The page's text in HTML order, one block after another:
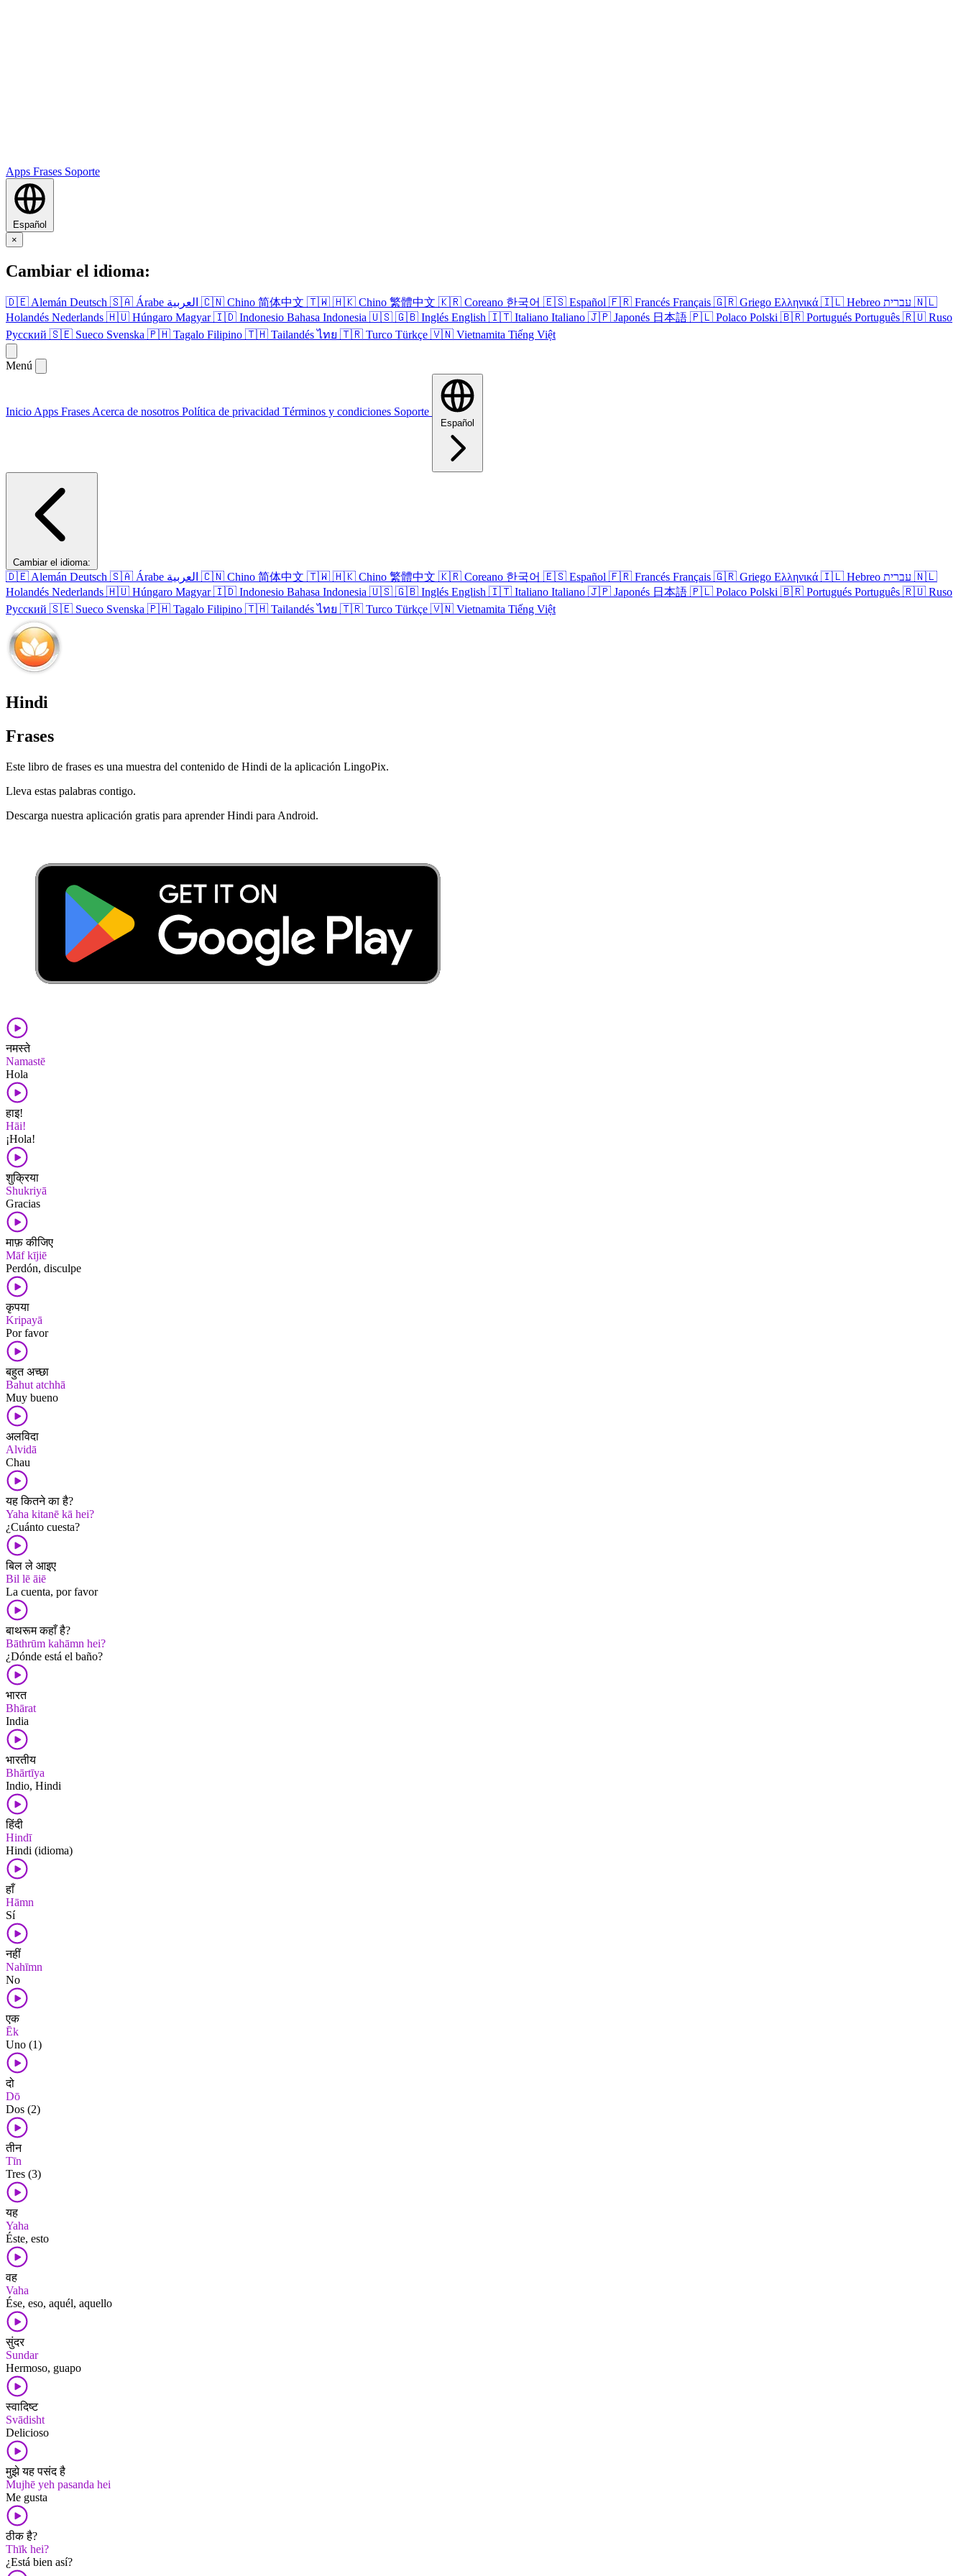
Apps Frases Soporte
Español
×
Cambiar el idioma:
🇩🇪 Alemán Deutsch 🇸🇦 Árabe العربية 🇨🇳 Chino 简体中文 🇹🇼 🇭🇰 Chino 繁體中文 🇰🇷 Coreano 한국어 🇪🇸 Español 🇫🇷 Francés Français 🇬🇷 Griego Ελληνικά 🇮🇱 Hebreo עברית 🇳🇱
Holandés Nederlands 🇭🇺 Húngaro Magyar 🇮🇩 Indonesio Bahasa Indonesia 🇺🇸 🇬🇧 Inglés English 🇮🇹 Italiano Italiano 🇯🇵 Japonés 日本語 🇵🇱 Polaco Polski 🇧🇷 Portugués Português 🇷🇺 Ruso
Русский 🇸🇪 Sueco Svenska 🇵🇭 Tagalo Filipino 🇹🇭 Tailandés ไทย 🇹🇷 Turco Türkçe 🇻🇳 Vietnamita Tiếng Việt
Menú
Inicio Apps Frases Acerca de nosotros Política de privacidad Términos y condiciones Soporte
Español
Cambiar el idioma:
🇩🇪 Alemán Deutsch 🇸🇦 Árabe العربية 🇨🇳 Chino 简体中文 🇹🇼 🇭🇰 Chino 繁體中文 🇰🇷 Coreano 한국어 🇪🇸 Español 🇫🇷 Francés Français 🇬🇷 Griego Ελληνικά 🇮🇱 Hebreo עברית 🇳🇱
Holandés Nederlands 🇭🇺 Húngaro Magyar 🇮🇩 Indonesio Bahasa Indonesia 🇺🇸 🇬🇧 Inglés English 🇮🇹 Italiano Italiano 🇯🇵 Japonés 日本語 🇵🇱 Polaco Polski 🇧🇷 Portugués Português 🇷🇺 Ruso
Русский 🇸🇪 Sueco Svenska 🇵🇭 Tagalo Filipino 🇹🇭 Tailandés ไทย 🇹🇷 Turco Türkçe 🇻🇳 Vietnamita Tiếng Việt
Hindi
Frases
Este libro de frases es una muestra del contenido de Hindi de la aplicación LingoPix.
Lleva estas palabras contigo.
Descarga nuestra aplicación gratis para aprender Hindi para Android.
नमस्ते
Namastē
Hola
हाइ!
Hāi!
¡Hola!
शुक्रिया
Shukriyā
Gracias
माफ़ कीजिए
Māf kījiē
Perdón, disculpe
कृपया
Kripayā
Por favor
बहुत अच्छा
Bahut atchhā
Muy bueno
अलविदा
Alvidā
Chau
यह कितने का है?
Yaha kitanē kā hei?
¿Cuánto cuesta?
बिल ले आइए
Bil lē āiē
La cuenta, por favor
बाथरूम कहाँ है?
Bāthrūm kahāmn hei?
¿Dónde está el baño?
भारत
Bhārat
India
भारतीय
Bhārtīya
Indio, Hindi
हिंदी
Hindī
Hindi (idioma)
हाँ
Hāmn
Sí
नहीं
Nahīmn
No
एक
Ēk
Uno (1)
दो
Dō
Dos (2)
तीन
Tīn
Tres (3)
यह
Yaha
Éste, esto
वह
Vaha
Ése, eso, aquél, aquello
सुंदर
Sundar
Hermoso, guapo
स्वादिष्ट
Svādisht
Delicioso
मुझे यह पसंद है
Mujhē yeh pasanda hei
Me gusta
ठीक है?
Thīk hei?
¿Está bien así?